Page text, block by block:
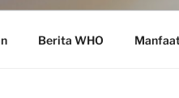
Berita WHO